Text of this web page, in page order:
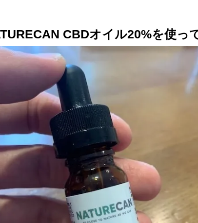
CBDオイル20%を使っ